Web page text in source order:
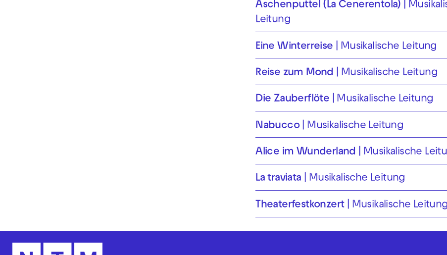
Aschenputtel (La Cenerentola)
Leitung
Eine Winterreise Musikalische Leitung
Reise zum Mond Musikalische Leitung
Die Zauberflöte Musikalische Leitung
Nabucco Musikalische Leitung
Alice im Wunderland Musikalische
La traviata Musikalische Leitung
Theaterfest­konzert Musikalische Leitung